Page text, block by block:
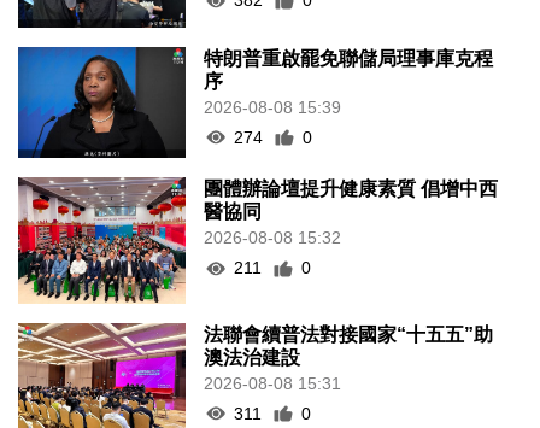
特朗普重啟罷免聯儲局理事庫克程
序
2026-08-08 15:39
274
0
團體辦論壇提升健康素質 倡增中西
醫協同
2026-08-08 15:32
211
0
法聯會續普法對接國家“十五五”助
澳法治建設
2026-08-08 15:31
311
0